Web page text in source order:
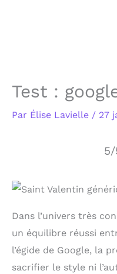
Test :
Par Élise Lavielle / 27
Dans l’univers très
un équilibre réussi
l’égide de Google, la
sacrifier le style ni